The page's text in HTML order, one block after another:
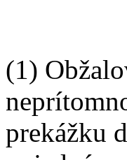
(1)
prekážku